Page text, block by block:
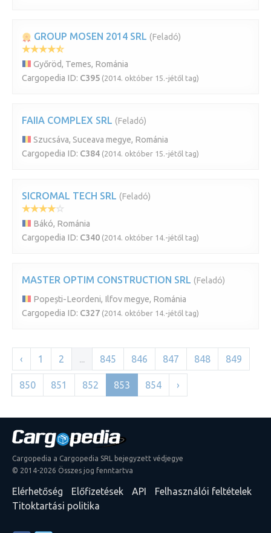
GROUP MOSEN 2014 SRL (Feladó)
Győröd, Temes, Románia
Cargopedia ID: C395 (2014. október 15.-jétől tag)
FAIIA COMPLEX SRL (Feladó)
Szucsáva, Suceava megye, Románia
Cargopedia ID: C384 (2014. október 15.-jétől tag)
SICROMAL TECH SRL (Feladó)
Bákó, Románia
Cargopedia ID: C340 (2014. október 14.-jétől tag)
MASTER OPTIM CONSTRUCTION SRL (Feladó)
Popești-Leordeni, Ilfov megye, Románia
Cargopedia ID: C327 (2014. október 14.-jétől tag)
‹ 1 2 ... 845 846 847 848 849
850 851 852 853 854 ›
Cargopedia a Cargopedia SRL bejegyzett védjegye
© 2014-2026 Összes jog fenntartva
Elérhetőség Előfizetések API
Felhasználói feltételek
Titoktartási politika